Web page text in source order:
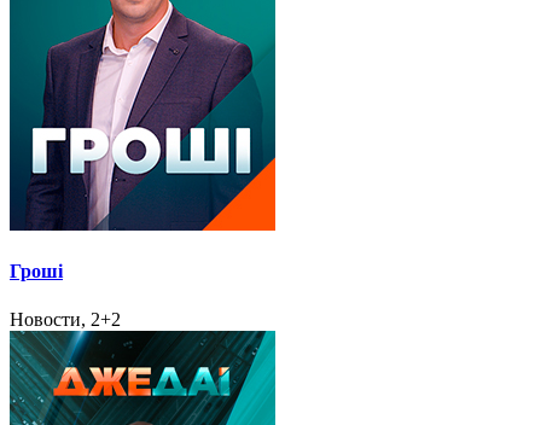
Гроші
Новости, 2+2